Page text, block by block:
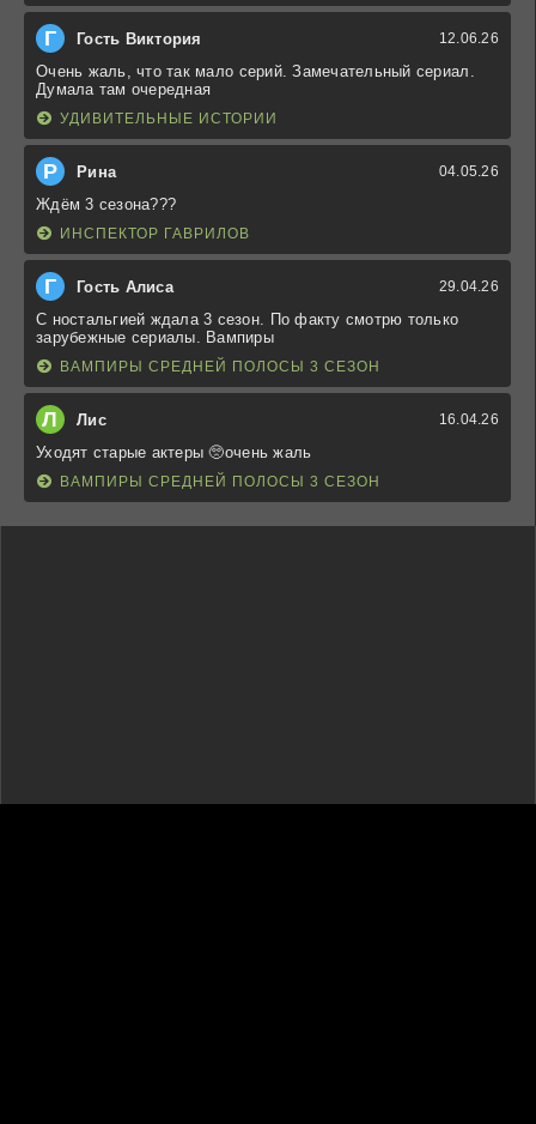
Г Гость Виктория 12.06.26
Очень жаль, что так мало серий. Замечательный сериал.
Думала там очередная
УДИВИТЕЛЬНЫЕ ИСТОРИИ
Р Рина 04.05.26
Ждём 3 сезона???
ИНСПЕКТОР ГАВРИЛОВ
Г Гость Алиса 29.04.26
С ностальгией ждала 3 сезон. По факту смотрю только
зарубежные сериалы. Вампиры
ВАМПИРЫ СРЕДНЕЙ ПОЛОСЫ 3 СЕЗОН
Л Лис 16.04.26
Уходят старые актеры 🥺очень жаль
ВАМПИРЫ СРЕДНЕЙ ПОЛОСЫ 3 СЕЗОН